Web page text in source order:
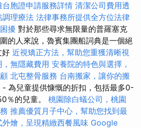
台胞證申請服務詳情 清潔公司費用透
調理療法 法律事務所提供全方位法律
擾 對於那些尋求無限量的普羅塞克
的人來說，魯賓集團船詞典是一個絕
近視矯正方法，幫助您重獲清晰視
無隱藏費用 安養院的特色與選擇，
北屯整骨服務 台南搬家，讓你的搬
- 為兒童提供慷慨的折扣，包括最多0-
％的兒童。 桃園除白蟻公司，桃園
推薦優質月子中心，幫助您找到最
外燴，呈現精緻西餐風味 Google